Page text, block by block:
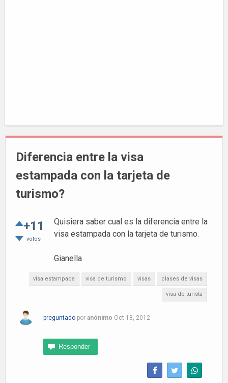
Diferencia entre la visa
estampada con la tarjeta de
turismo?
+11
votos
Quisiera saber cual es la diferencia entre la
visa estampada con la tarjeta de turismo.
Gianella
visa estampada visa de turismo visas clases de visas
visa de turista
preguntado por anónimo Oct 18, 2012